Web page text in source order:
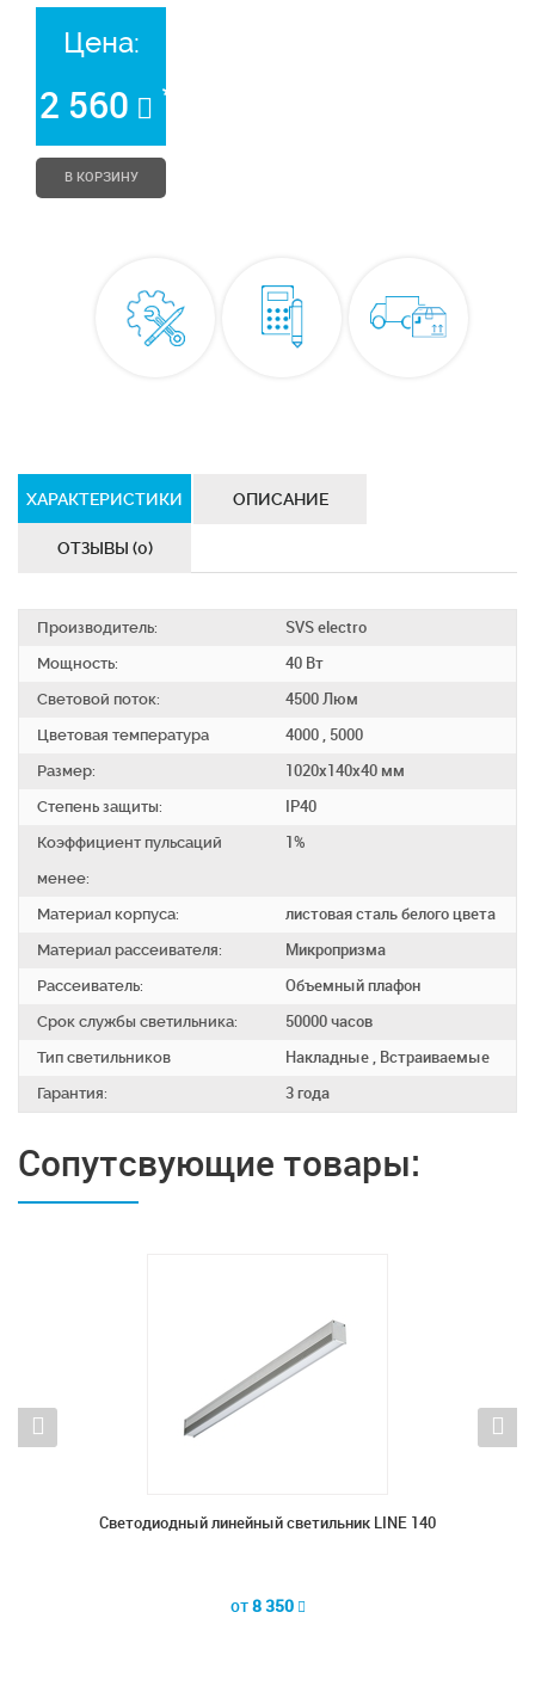
Цена:
2 560 *
В КОРЗИНУ
ХАРАКТЕРИСТИКИ ОПИСАНИЕ
ОТЗЫВЫ (0)
Производитель:
SVS electro
Мощность:
40 Вт
Световой поток:
4500 Люм
Цветовая температура
4000 , 5000
Размер:
1020х140х40 мм
Степень защиты:
IP40
Коэффициент пульсаций
менее:
1%
Материал корпуса:
листовая сталь белого цвета
Материал рассеивателя:
Микропризма
Рассеиватель:
Объемный плафон
Срок службы светильника:
50000 часов
Тип светильников
Накладные , Встраиваемые
Гарантия:
3 года
Сопутсвующие товары:
Светодиодный линейный светильник LINE 140
от8 350